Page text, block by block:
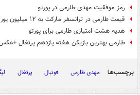
رمز موفقیت مهدی طارمی در پورتو
قیمت طارمی در ترانسفر مارکت به ۱۲ میلیون یورو رسید
هدیه هشت امتیازی طارمی برای پورتو
طارمی بهترین بازیکن هفته یازدهم پرتغال
برچسب‌ها مهدی طارمی فوتبال پرتغال